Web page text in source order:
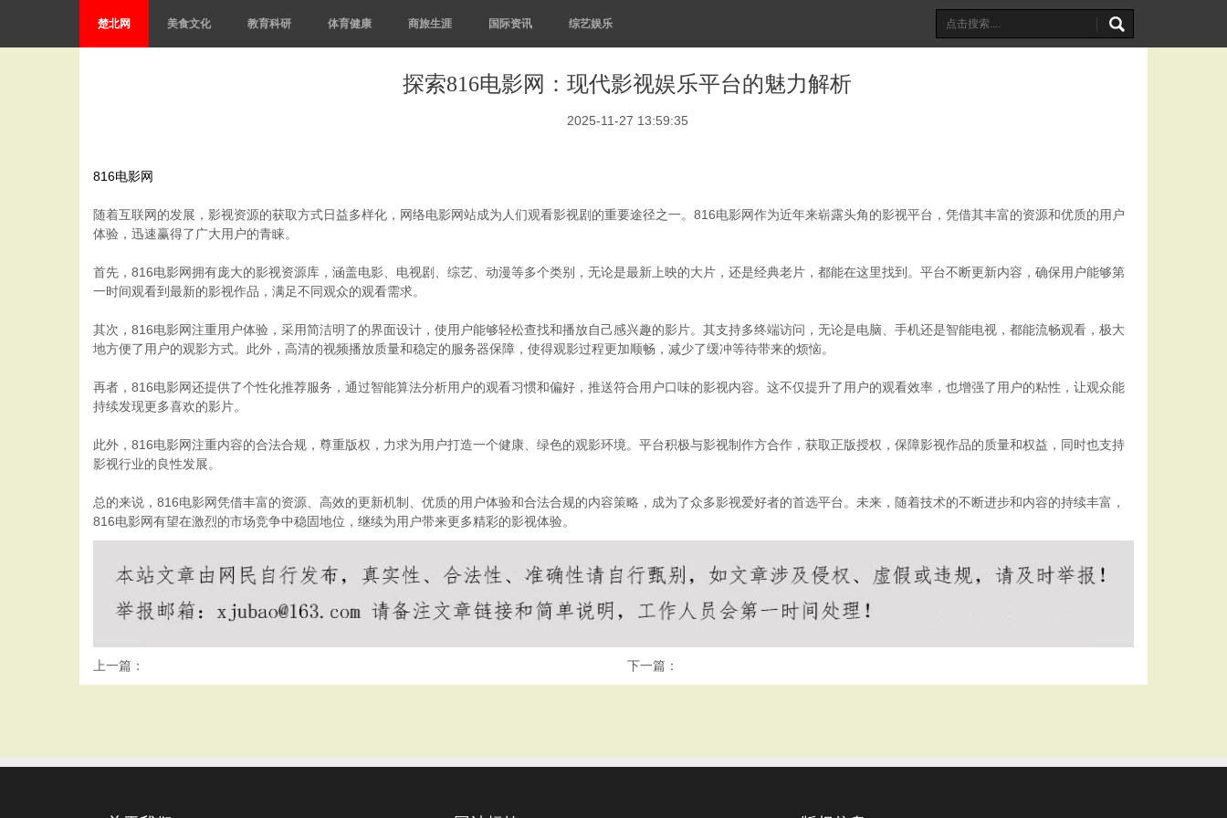
楚北网 美食文化 教育科研 体育健康 商旅生涯 国际资讯 综艺娱乐
探索816电影网：现代影视娱乐平台的魅力解析
2025-11-27 13:59:35
816电影网
随着互联网的发展，影视资源的获取方式日益多样化，网络电影网站成为人们观看影视剧的重要途径之一。816电影网作为近年来崭露头角的影视平台，凭借其丰富的资源和优质的用户
体验，迅速赢得了广大用户的青睐。
首先，816电影网拥有庞大的影视资源库，涵盖电影、电视剧、综艺、动漫等多个类别，无论是最新上映的大片，还是经典老片，都能在这里找到。平台不断更新内容，确保用户能够第
一时间观看到最新的影视作品，满足不同观众的观看需求。
其次，816电影网注重用户体验，采用简洁明了的界面设计，使用户能够轻松查找和播放自己感兴趣的影片。其支持多终端访问，无论是电脑、手机还是智能电视，都能流畅观看，极大
地方便了用户的观影方式。此外，高清的视频播放质量和稳定的服务器保障，使得观影过程更加顺畅，减少了缓冲等待带来的烦恼。
再者，816电影网还提供了个性化推荐服务，通过智能算法分析用户的观看习惯和偏好，推送符合用户口味的影视内容。这不仅提升了用户的观看效率，也增强了用户的粘性，让观众能
持续发现更多喜欢的影片。
此外，816电影网注重内容的合法合规，尊重版权，力求为用户打造一个健康、绿色的观影环境。平台积极与影视制作方合作，获取正版授权，保障影视作品的质量和权益，同时也支持
影视行业的良性发展。
总的来说，816电影网凭借丰富的资源、高效的更新机制、优质的用户体验和合法合规的内容策略，成为了众多影视爱好者的首选平台。未来，随着技术的不断进步和内容的持续丰富，
816电影网有望在激烈的市场竞争中稳固地位，继续为用户带来更多精彩的影视体验。
上一篇： 下一篇：